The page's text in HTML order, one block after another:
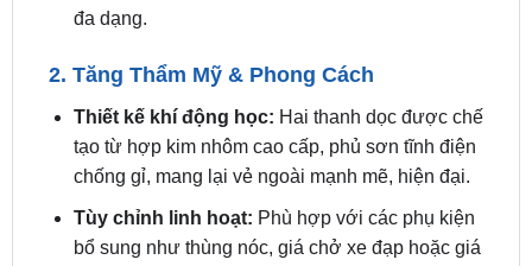
2. Tăng Thẩm Mỹ & Phong Cách
tạo từ hợp kim nhôm cao cấp, phủ sơn tĩnh điện
chống gỉ, mang lại vẻ ngoài mạnh mẽ, hiện đại.
Tùy chỉnh linh hoạt: Phù hợp với các phụ kiện
bổ sung như thùng nóc, giá chở xe đạp hoặc giá
chở ván lướt, giúp xe thể hiện phong cách cá
nhân hóa.